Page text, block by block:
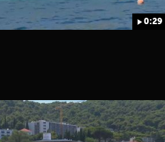
0:29